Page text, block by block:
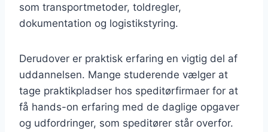
som transportmetoder, toldregler,
dokumentation og logistikstyring.
Derudover er praktisk erfaring en vigtig del af
uddannelsen. Mange studerende vælger at
tage praktikpladser hos speditørfirmaer for at
få hands-on erfaring med de daglige opgaver
og udfordringer, som speditører står overfor.